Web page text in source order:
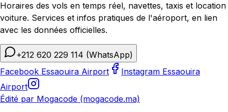
Horaires des vols en temps réel, navettes, taxis et location
voiture. Services et infos pratiques de l'aéroport, en lien
avec les données officielles.
+212 620 229 114 (WhatsApp)
Facebook Essaouira Airport
Instagram Essaouira
Airport
Édité par Mogacode (mogacode.ma)